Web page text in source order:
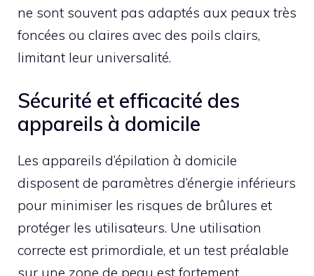
ne sont souvent pas adaptés aux peaux très
foncées ou claires avec des poils clairs,
limitant leur universalité.
Sécurité et efficacité des
appareils à domicile
Les appareils d’épilation à domicile
disposent de paramètres d’énergie inférieurs
pour minimiser les risques de brûlures et
protéger les utilisateurs. Une utilisation
correcte est primordiale, et un test préalable
sur une zone de peau est fortement